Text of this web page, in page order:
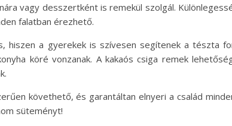
vagy desszertként is remekül szolgál.
falatban érezhető.
hiszen a gyerekek is szívesen segítenek a tészta
köré vonzanak. A kakaós csiga remek
követhető, és garantáltan elnyeri a család
süteményt!